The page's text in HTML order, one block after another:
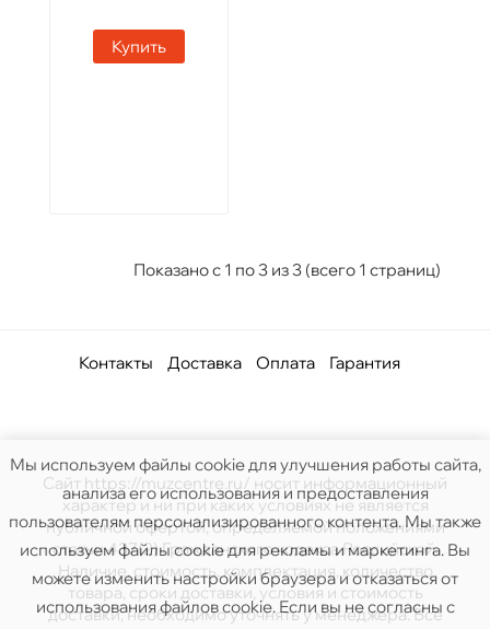
Купить
Показано с 1 по 3 из 3 (всего 1 страниц)
Контакты Доставка Оплата Гарантия
Сайт https://muzcentre.ru/ носит информационный
характер и ни при каких условиях не является
публичной офертой, определяемой положениями
статьи 437(2) Гражданского кодекса Российской.
Наличие, стоимость, комплектация, количество
товара, сроки доставки, условия и стоимость
доставки, необходимо уточнять у менеджера. Все
Мы используем файлы cookie для улучшения работы сайта,
анализа его использования и предоставления
пользователям персонализированного контента. Мы также
используем файлы cookie для рекламы и маркетинга. Вы
можете изменить настройки браузера и отказаться от
использования файлов cookie. Если вы не согласны с